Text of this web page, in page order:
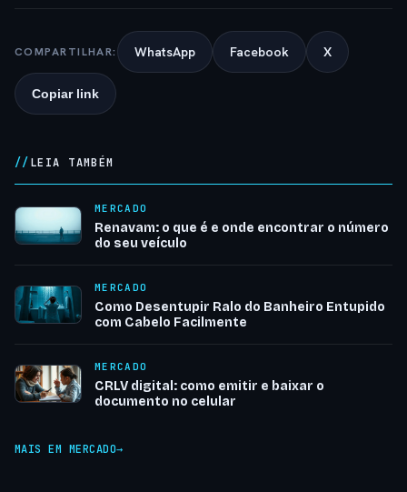
COMPARTILHAR: WhatsApp Facebook X
Copiar link
LEIA TAMBÉM
MERCADO
Renavam: o que é e onde encontrar o número
do seu veículo
MERCADO
Como Desentupir Ralo do Banheiro Entupido
com Cabelo Facilmente
MERCADO
CRLV digital: como emitir e baixar o
documento no celular
MAIS EM MERCADO